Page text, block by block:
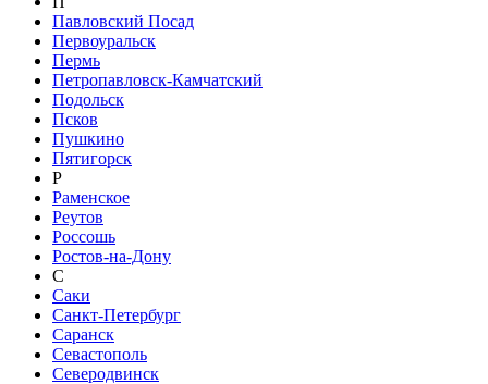
Павловский Посад
Первоуральск
Пермь
Петропавловск-Камчатский
Подольск
Псков
Пушкино
Пятигорск
Р
Раменское
Реутов
Россошь
Ростов-на-Дону
С
Саки
Санкт-Петербург
Саранск
Севастополь
Северодвинск